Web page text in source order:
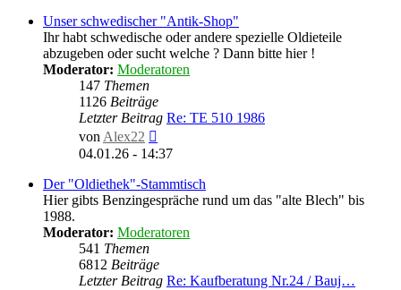
Unser schwedischer "Antik-Shop"
Ihr habt schwedische oder andere spezielle Oldieteile
abzugeben oder sucht welche ? Dann bitte hier !
Moderator: Moderatoren
147 Themen
1126 Beiträge
Letzter Beitrag Re: TE 510 1986
von Alex22
Beitrag
04.01.26 - 14:37
Der "Oldiethek"-Stammtisch
Hier gibts Benzingespräche rund um das "alte Blech" bis
1988.
Moderator: Moderatoren
541 Themen
6812 Beiträge
Letzter Beitrag Re: Kaufberatung Nr.24 / Bauj…